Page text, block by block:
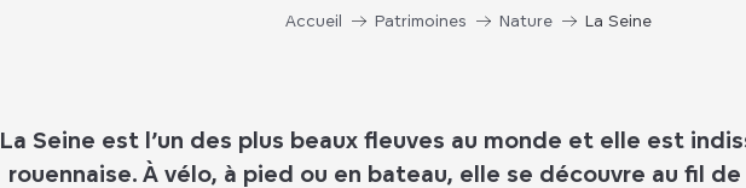
Accueil Patrimoines Nature La Seine
La Seine est l’un des plus beaux fleuves au monde et elle est
rouennaise. À vélo, à pied ou en bateau, elle se découvre au fil de